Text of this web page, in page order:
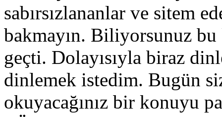
sabırsızlananlar ve sitem
bakmayın. Biliyorsunuz
geçti. Dolayısıyla biraz
dinlemek istedim. Bugün
okuyacağınız bir konuyu